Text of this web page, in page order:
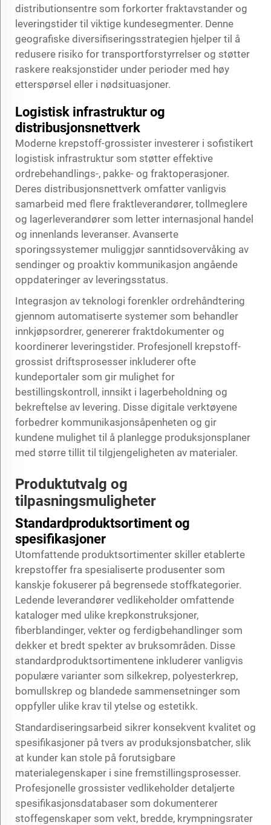
distributionsentre som forkorter fraktavstander og
leveringstider til viktige kundesegmenter. Denne
geografiske diversifiseringsstrategien hjelper til å
redusere risiko for transportforstyrrelser og støtter
raskere reaksjonstider under perioder med høy
etterspørsel eller i nødsituasjoner.
Logistisk infrastruktur og
distribusjonsnettverk
Moderne krepstoff-grossister investerer i sofistikert
logistisk infrastruktur som støtter effektive
ordrebehandlings-, pakke- og fraktoperasjoner.
Deres distribusjonsnettverk omfatter vanligvis
samarbeid med flere fraktleverandører, tollmeglere
og lagerleverandører som letter internasjonal handel
og innenlands leveranser. Avanserte
sporingssystemer muliggjør sanntidsovervåking av
sendinger og proaktiv kommunikasjon angående
oppdateringer av leveringsstatus.
Integrasjon av teknologi forenkler ordrehåndtering
gjennom automatiserte systemer som behandler
innkjøpsordrer, genererer fraktdokumenter og
koordinerer leveringstider. Profesjonell krepstoff-
grossist driftsprosesser inkluderer ofte
kundeportaler som gir mulighet for
bestillingskontroll, innsikt i lagerbeholdning og
bekreftelse av levering. Disse digitale verktøyene
forbedrer kommunikasjonsåpenheten og gir
kundene mulighet til å planlegge produksjonsplaner
med større tillit til tilgjengeligheten av materialer.
Produktutvalg og
tilpasningsmuligheter
Standardproduktsortiment og
spesifikasjoner
Utomfattende produktsortimenter skiller etablerte
krepstoffer fra spesialiserte produsenter som
kanskje fokuserer på begrensede stoffkategorier.
Ledende leverandører vedlikeholder omfattende
kataloger med ulike krepkonstruksjoner,
fiberblandinger, vekter og ferdigbehandlinger som
dekker et bredt spekter av bruksområden. Disse
standardproduktsortimentene inkluderer vanligvis
populære varianter som silkekrep, polyesterkrep,
bomullskrep og blandede sammensetninger som
oppfyller ulike krav til ytelse og estetikk.
Standardiseringsarbeid sikrer konsekvent kvalitet og
spesifikasjoner på tvers av produksjonsbatcher, slik
at kunder kan stole på forutsigbare
materialegenskaper i sine fremstillingsprosesser.
Profesjonelle grossister vedlikeholder detaljerte
spesifikasjonsdatabaser som dokumenterer
stoffegenskaper som vekt, bredde, krympningsrater